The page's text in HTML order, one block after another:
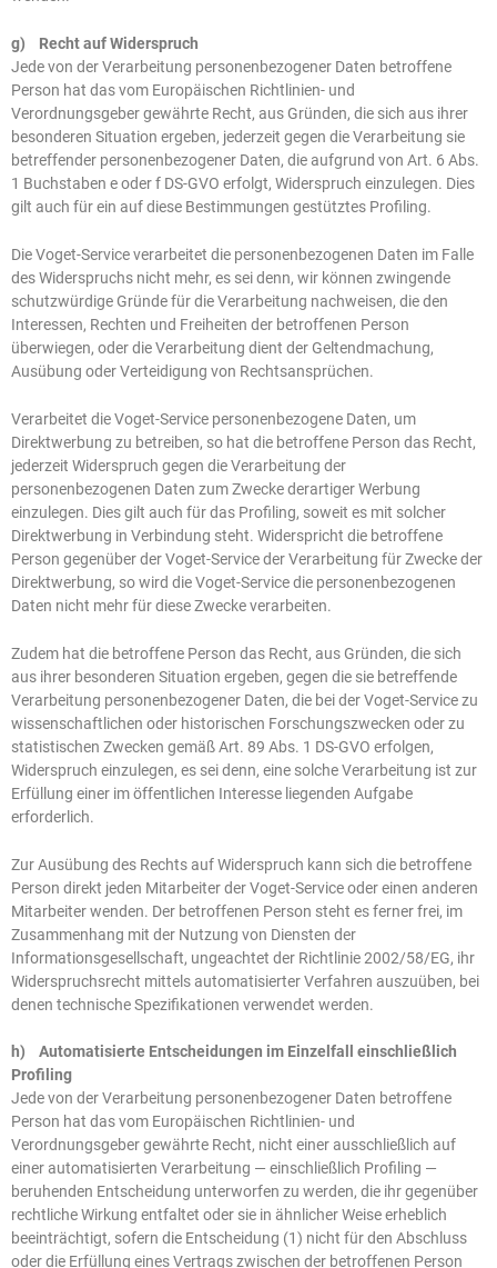
g) Recht auf Widerspruch
Jede von der Verarbeitung personenbezogener Daten betroffene
Person hat das vom Europäischen Richtlinien- und
Verordnungsgeber gewährte Recht, aus Gründen, die sich aus ihrer
besonderen Situation ergeben, jederzeit gegen die Verarbeitung sie
betreffender personenbezogener Daten, die aufgrund von Art. 6 Abs.
1 Buchstaben e oder f DS-GVO erfolgt, Widerspruch einzulegen. Dies
gilt auch für ein auf diese Bestimmungen gestütztes Profiling.
Die Voget-Service verarbeitet die personenbezogenen Daten im Falle
des Widerspruchs nicht mehr, es sei denn, wir können zwingende
schutzwürdige Gründe für die Verarbeitung nachweisen, die den
Interessen, Rechten und Freiheiten der betroffenen Person
überwiegen, oder die Verarbeitung dient der Geltendmachung,
Ausübung oder Verteidigung von Rechtsansprüchen.
Verarbeitet die Voget-Service personenbezogene Daten, um
Direktwerbung zu betreiben, so hat die betroffene Person das Recht,
jederzeit Widerspruch gegen die Verarbeitung der
personenbezogenen Daten zum Zwecke derartiger Werbung
einzulegen. Dies gilt auch für das Profiling, soweit es mit solcher
Direktwerbung in Verbindung steht. Widerspricht die betroffene
Person gegenüber der Voget-Service der Verarbeitung für Zwecke der
Direktwerbung, so wird die Voget-Service die personenbezogenen
Daten nicht mehr für diese Zwecke verarbeiten.
Zudem hat die betroffene Person das Recht, aus Gründen, die sich
aus ihrer besonderen Situation ergeben, gegen die sie betreffende
Verarbeitung personenbezogener Daten, die bei der Voget-Service zu
wissenschaftlichen oder historischen Forschungszwecken oder zu
statistischen Zwecken gemäß Art. 89 Abs. 1 DS-GVO erfolgen,
Widerspruch einzulegen, es sei denn, eine solche Verarbeitung ist zur
Erfüllung einer im öffentlichen Interesse liegenden Aufgabe
erforderlich.
Zur Ausübung des Rechts auf Widerspruch kann sich die betroffene
Person direkt jeden Mitarbeiter der Voget-Service oder einen anderen
Mitarbeiter wenden. Der betroffenen Person steht es ferner frei, im
Zusammenhang mit der Nutzung von Diensten der
Informationsgesellschaft, ungeachtet der Richtlinie 2002/58/EG, ihr
Widerspruchsrecht mittels automatisierter Verfahren auszuüben, bei
denen technische Spezifikationen verwendet werden.
h) Automatisierte Entscheidungen im Einzelfall einschließlich
Profiling
Jede von der Verarbeitung personenbezogener Daten betroffene
Person hat das vom Europäischen Richtlinien- und
Verordnungsgeber gewährte Recht, nicht einer ausschließlich auf
einer automatisierten Verarbeitung — einschließlich Profiling —
beruhenden Entscheidung unterworfen zu werden, die ihr gegenüber
rechtliche Wirkung entfaltet oder sie in ähnlicher Weise erheblich
beeinträchtigt, sofern die Entscheidung (1) nicht für den Abschluss
oder die Erfüllung eines Vertrags zwischen der betroffenen Person